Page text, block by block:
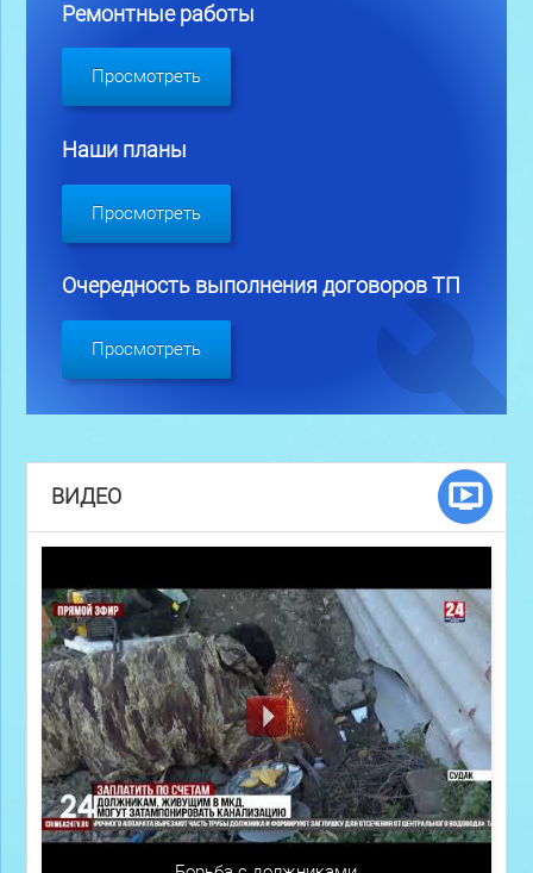
Ремонтные работы
Просмотреть
Наши планы
Просмотреть
Очередность выполнения договоров ТП
Просмотреть
ВИДЕО